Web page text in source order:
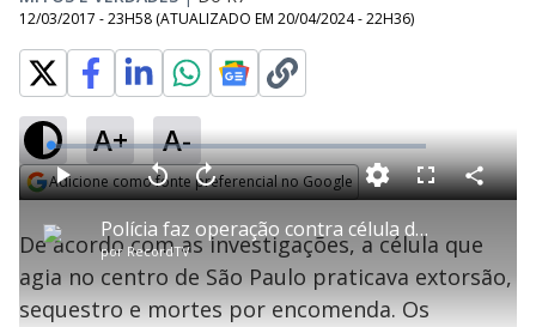
12/03/2017 - 23H58 (ATUALIZADO EM 20/04/2024 - 22H36)
A+ A-
Adicione como fonte preferencial no Google
P Polícia faz operação contra célula da máfia chinesa em São Paulo
por RecordTV
P V
a
r
0
e
g
A
n
ç
a
s
e
L
o
a
d
e
:
1
.
6
2
%
F
l
s
c
e
n
C
o
a
r
i
l
De acordo com as investigações, a célula que
agia no centro de São Paulo praticava extorsão,
sequestro e mortes por encomenda. Os